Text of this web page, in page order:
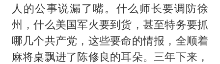
人的公事说漏了嘴。什么师长要调防徐
州，什么美国军火要到货，甚至特务要抓
哪几个共产党，这些要命的情报，全顺着
麻将桌飘进了陈修良的耳朵。三年下来，